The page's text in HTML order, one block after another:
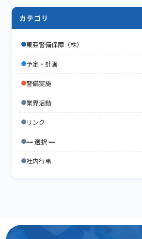
2014年1月
2013年2月
2013年1月
2012年4月
2012年2月
2012年1月
2011年5月
2011年4月
2011年3月
2011年2月
2011年1月
2010年6月
2010年4月
2010年3月
2010年2月
2010年1月
2009年7月
2009年5月
2009年4月
2009年2月
2009年1月
2008年8月
2008年7月
2008年6月
2008年5月
2008年4月
2008年3月
2008年2月
2008年1月
2007年9月
2007年8月
2007年7月
2007年6月
2007年5月
2007年4月
2007年3月
2007年2月
2006年11月
2006年9月
2006年8月
2006年7月
2006年6月
2006年5月
2005年12月
2005年11月
2005年10月
2005年9月
2005年8月
2005年7月
2005年6月
2005年5月
2005年1月
カテゴリ
東亜警備保障（株）
予定・計画
警備実施
業界活動
リンク
== 選択 ==
社内行事